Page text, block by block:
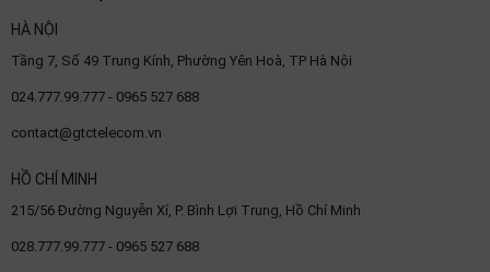
HÀ NỘI
Tầng 7, Số 49 Trung Kính, Phường Yên Hoà, TP Hà Nội
024.777.99.777 - 0965 527 688
contact@gtctelecom.vn
HỒ CHÍ MINH
215/56 Đường Nguyễn Xí, P. Bình Lợi Trung, Hồ Chí Minh
028.777.99.777 - 0965 527 688
việt
English